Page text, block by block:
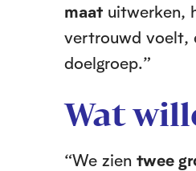
maat uitwerken,
vertrouwd voelt,
doelgroep.”
Wat
“We zien twee